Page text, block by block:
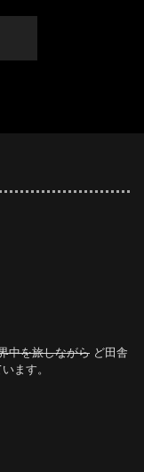
中を旅しながら ど田舎
ます。